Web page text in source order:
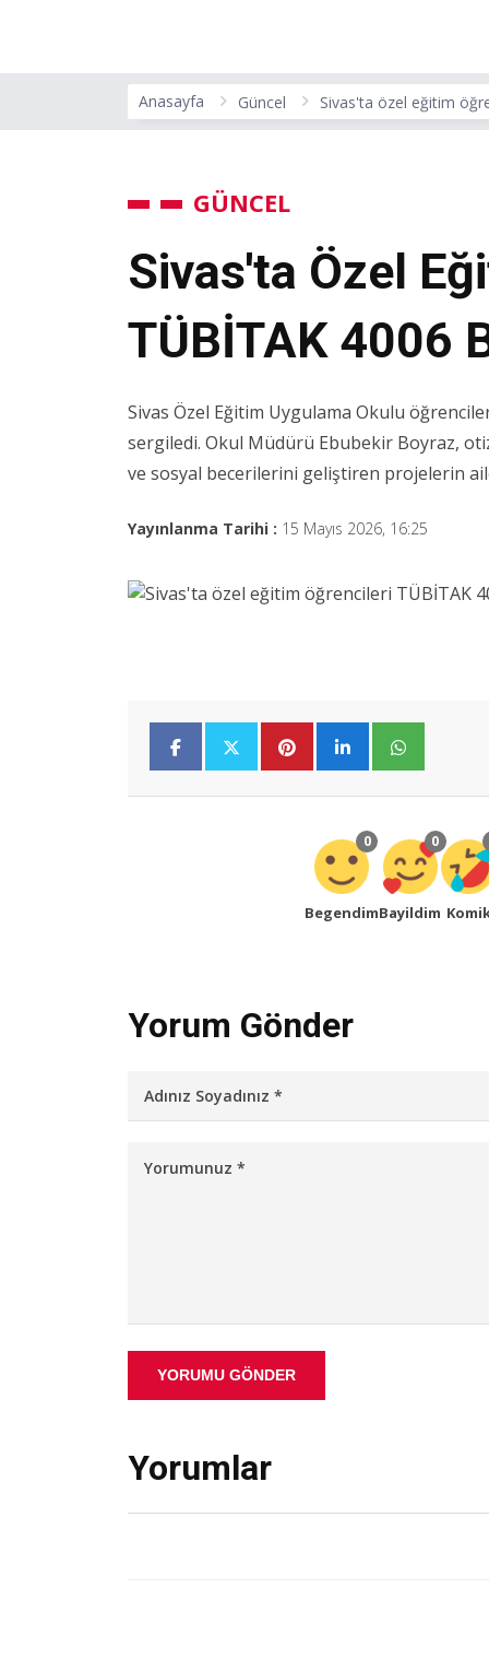
Anasayfa Güncel Sivas'ta özel eğitim
GÜNCEL
Sivas'ta Özel
TÜBİTAK 4006
Sivas Özel Eğitim Uygulama Okulu
sergiledi. Okul Müdürü Ebubekir Boyraz,
ve sosyal becerilerini geliştiren projelerin
Yayınlanma Tarihi : 15 Mayıs 2026, 16:25
0
Begendim
0
Bayildim
Yorum Gönder
YORUMU GÖNDER
Yorumlar